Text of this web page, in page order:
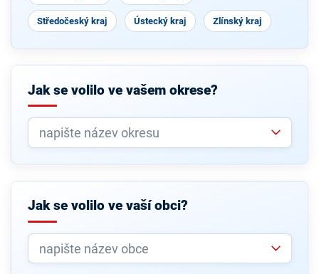
Středočeský kraj Ústecký kraj Zlínský kraj
Jak se volilo ve vašem okrese?
Jak se volilo ve vaší obci?